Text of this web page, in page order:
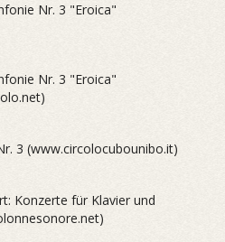
Nr. 3 "Eroica"
Nr. 3 "Eroica"
3 (www.circolocubounibo.it)
Konzerte für Klavier und